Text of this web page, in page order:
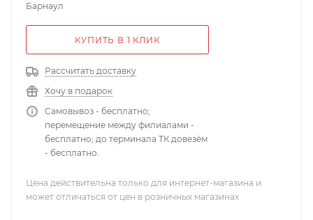
Барнаул
КУПИТЬ В 1 КЛИК
Рассчитать доставку
Хочу в подарок
Самовывоз - бесплатно;
перемещение между филиалами -
бесплатно; до терминала ТК довезём
- бесплатно.
Цена действительна только для интернет-магазина и
может отличаться от цен в розничных магазинах